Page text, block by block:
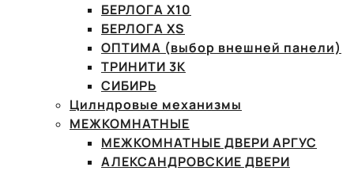
БЕРЛОГА Х10
БЕРЛОГА XS
ОПТИМА (выбор внешней панели)
ТРИНИТИ 3К
СИБИРЬ
Цилндровые механизмы
МЕЖКОМНАТНЫЕ
МЕЖКОМНАТНЫЕ ДВЕРИ АРГУС
АЛЕКСАНДРОВСКИЕ ДВЕРИ